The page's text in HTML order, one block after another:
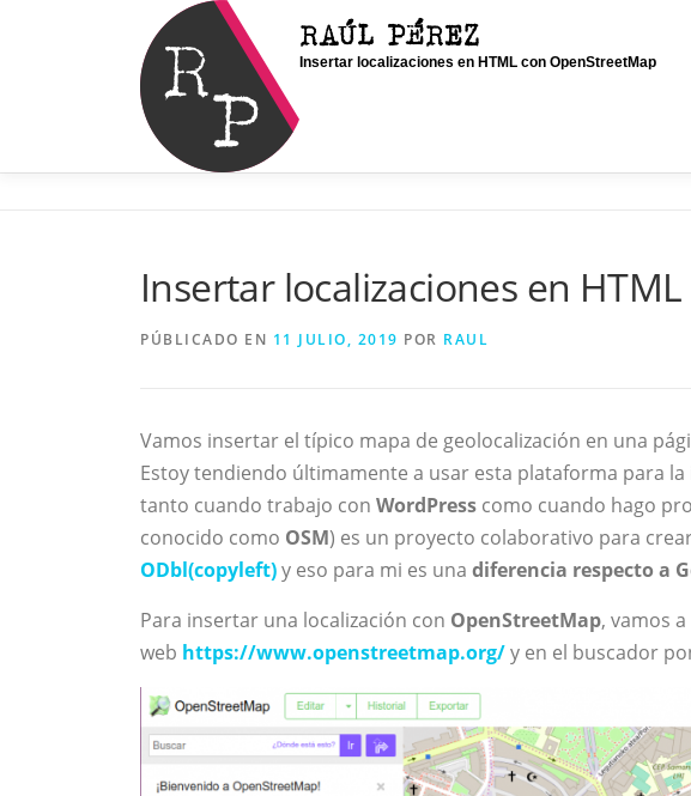
RAÚL PÉREZ
Insertar localizaciones en HTML con OpenStreetMap
Insertar localizaciones en
PÚBLICADO EN 11 JULIO, 2019 POR RAUL
Vamos insertar el típico mapa de geolocalización en una
Estoy tendiendo últimamente a usar esta plataforma para
tanto cuando trabajo con WordPress como cuando hago
conocido como OSM) es un proyecto colaborativo para
ODbl(copyleft)y eso para mi es una diferencia respecto a
Para insertar una localización con OpenStreetMap, vamos
web https://www.openstreetmap.org/y en el buscador